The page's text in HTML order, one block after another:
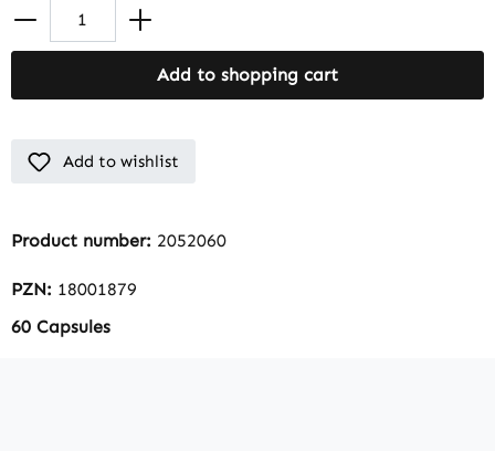
Add to shopping cart
Add to wishlist
Product number: 2052060
PZN: 18001879
60 Capsules